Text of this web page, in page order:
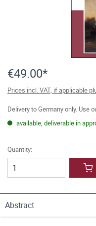
€49.00*
Prices incl. VAT, if applicable
Delivery to Germany only. Use
available, deliverable in
Quantity:
Abstract